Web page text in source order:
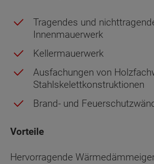
Tragendes und
Innenmauerwerk
Kellermauerwerk
Ausfachungen von
Stahlskelettkonstruktionen
Brand- und
Vorteile
Hervorragende